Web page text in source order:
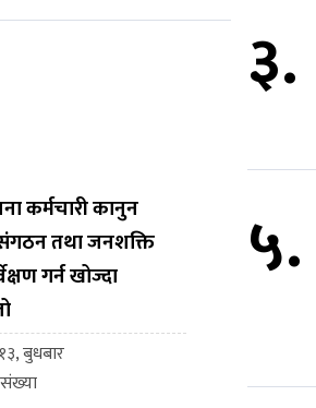
३.
कर्मचारी कानुन
संगठन तथा जनशक्ति
गर्न खोज्दा
बुधबार
५.